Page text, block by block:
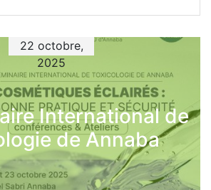
22 octobre,
2025
International de
de Annaba